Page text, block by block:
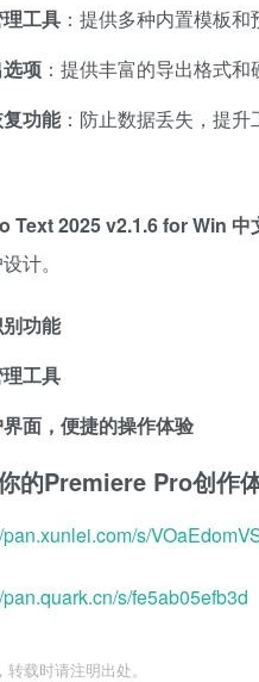
工具 ：提供多种内置模板和
项 ：提供丰富的导出格式和
功能：防止数据丢失，提升
Text 2025 v2.1.6 for Win 中
计。
功能
工具
面，便捷的操作体验
的Premiere Pro创作
pan.xunlei.com/s/
pan.quark.cn/s/fe5ab05efb3d
载时请注明出处。